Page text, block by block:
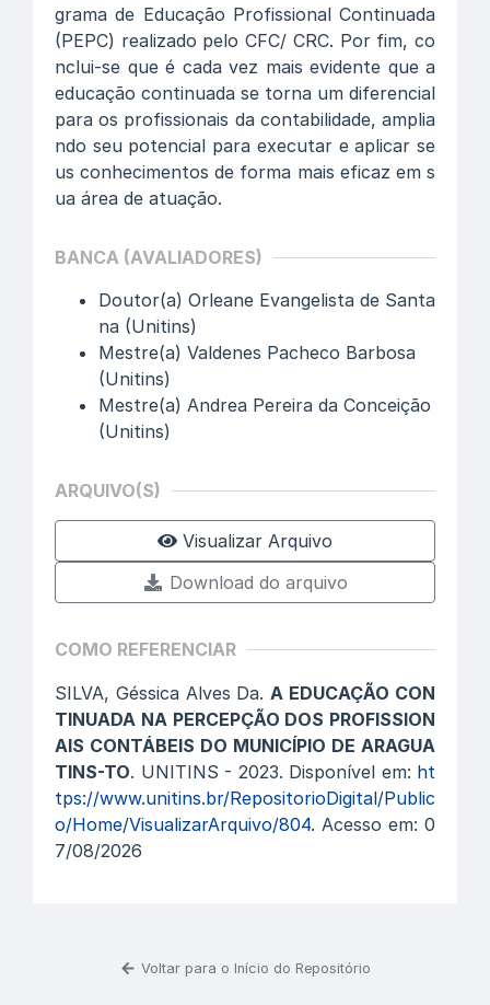
grama de Educação Profissional Continuada
(PEPC) realizado pelo CFC/ CRC. Por fim, co
nclui-se que é cada vez mais evidente que a
educação continuada se torna um diferencial
para os profissionais da contabilidade, amplia
ndo seu potencial para executar e aplicar se
us conhecimentos de forma mais eficaz em s
ua área de atuação.
BANCA (AVALIADORES)
Doutor(a) Orleane Evangelista de Santa
na (Unitins)
Mestre(a) Valdenes Pacheco Barbosa
(Unitins)
Mestre(a) Andrea Pereira da Conceição
(Unitins)
ARQUIVO(S)
Visualizar Arquivo
Download do arquivo
COMO REFERENCIAR
SILVA, Géssica Alves Da.A EDUCAÇÃO CON
TINUADA NA PERCEPÇÃO DOS PROFISSION
AIS CONTÁBEIS DO MUNICÍPIO DE ARAGUA
TINS-TO. UNITINS - 2023. Disponível em: ht
tps://www.unitins.br/RepositorioDigital/Public
o/Home/VisualizarArquivo/804. Acesso em: 0
7/08/2026
Voltar para o Início do Repositório